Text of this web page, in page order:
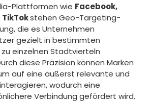
Plattformen wie Facebook,
stehen Geo-Targeting-
die es Unternehmen
gezielt in bestimmten
zu einzelnen Stadtvierteln
diese Präzision können Marken
auf eine äußerst relevante und
wodurch eine
Verbindung gefördert wird.